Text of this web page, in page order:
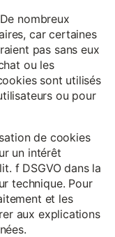
nombreux
car certaines
pas sans eux
ou les
sont utilisés
ou pour
de cookies
un intérêt
f DSGVO dans la
technique. Pour
et les
aux explications